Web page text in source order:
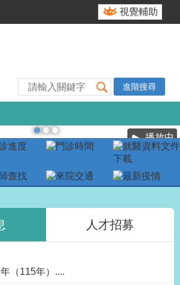
視覺輔助
進階搜尋
播放中
人才招募
（115年）....